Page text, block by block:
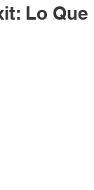
Lo Que